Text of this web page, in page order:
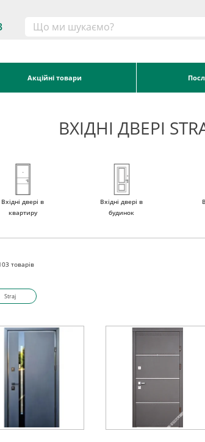
Акційні товари
ВХІДНІ ДВЕРІ
Вхідні двері в
квартиру
Вхідні двері в
будинок
товарів
Straj